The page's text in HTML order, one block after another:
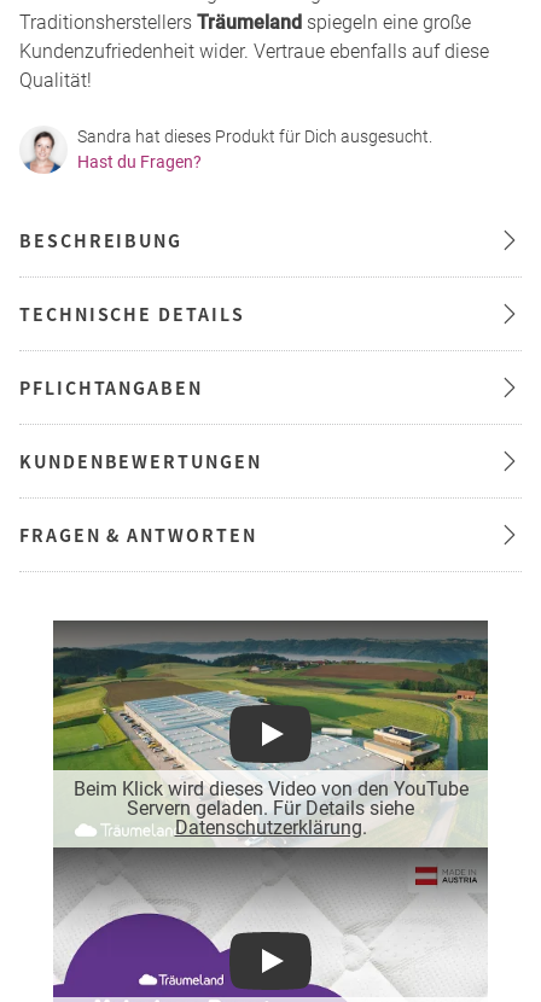
Traditionsherstellers Träumeland spiegeln eine große
Kundenzufriedenheit wider. Vertraue ebenfalls auf diese
Qualität!
Sandra hat dieses Produkt für Dich ausgesucht.
Hast du Fragen?
BESCHREIBUNG
TECHNISCHE DETAILS
PFLICHTANGABEN
KUNDENBEWERTUNGEN
FRAGEN & ANTWORTEN
Beim Klick wird dieses Video von den YouTube
Servern geladen. Für Details siehe
Datenschutzerklärung.
Play
Play